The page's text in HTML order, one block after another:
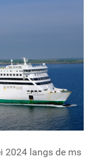
2024 langs de ms